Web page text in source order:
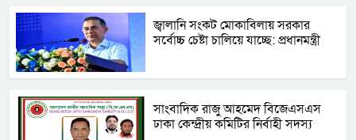
জ্বালানি সংকট মোকাবিলায় সরকার
সর্বোচ্চ চেষ্টা চালিয়ে যাচ্ছে: প্রধানমন্ত্রী
সাংবাদিক রাজু আহমেদ বিজেএসএস
ঢাকা কেন্দ্রীয় কমিটির নির্বাহী সদস্য